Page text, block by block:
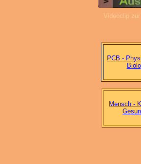
Videoclip
PCB -
Mensch -